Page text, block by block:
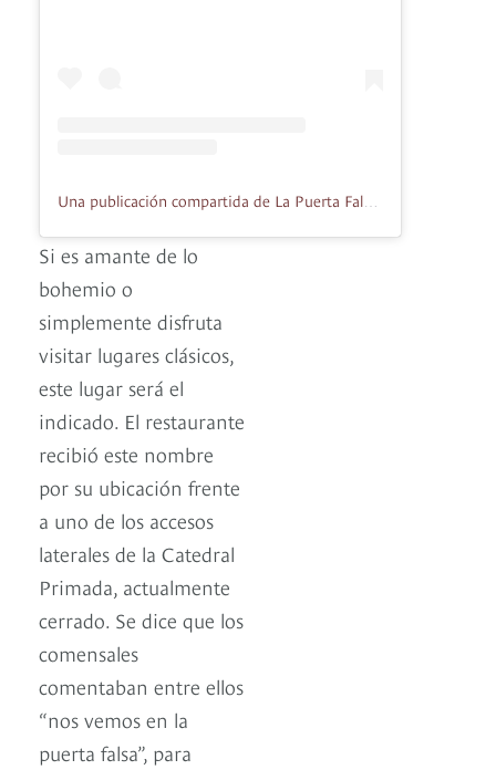
Si es amante de lo
bohemio o
simplemente disfruta
visitar lugares clásicos,
este lugar será el
indicado. El restaurante
recibió este nombre
por su ubicación frente
a uno de los accesos
laterales de la Catedral
Primada, actualmente
cerrado. Se dice que los
comensales
comentaban entre ellos
“nos vemos en la
puerta falsa”, para